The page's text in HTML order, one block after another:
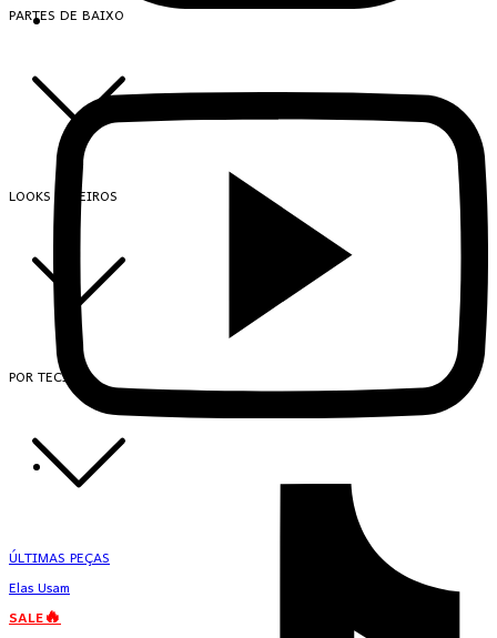
PARTES DE BAIXO
LOOKS INTEIROS
POR TECIDO
ÚLTIMAS PEÇAS
Elas Usam
SALE🔥